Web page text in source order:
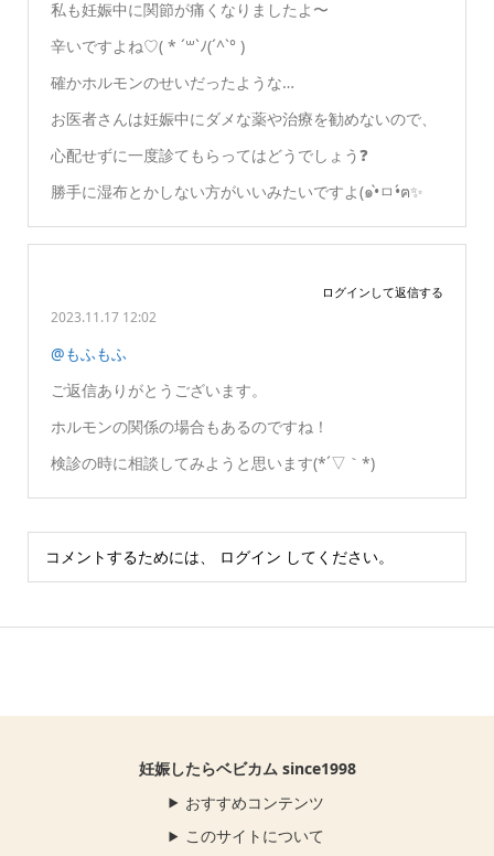
私も妊娠中に関節が痛くなりましたよ〜
辛いですよね♡( * ´꒳`ﾉ(´^`° )
確かホルモンのせいだったような…
お医者さんは妊娠中にダメな薬や治療を勧めないので、
心配せずに一度診てもらってはどうでしょう❓
勝手に湿布とかしない方がいいみたいですよ(๑•̀ㅁ•́ฅ✨
2023.11.17 12:02
ログインして返信する
@もふもふ
ご返信ありがとうございます。
ホルモンの関係の場合もあるのですね！
検診の時に相談してみようと思います(*´▽｀*)
コメントするためには、 ログイン してください。
妊娠したらベビカム since1998
おすすめコンテンツ
このサイトについて